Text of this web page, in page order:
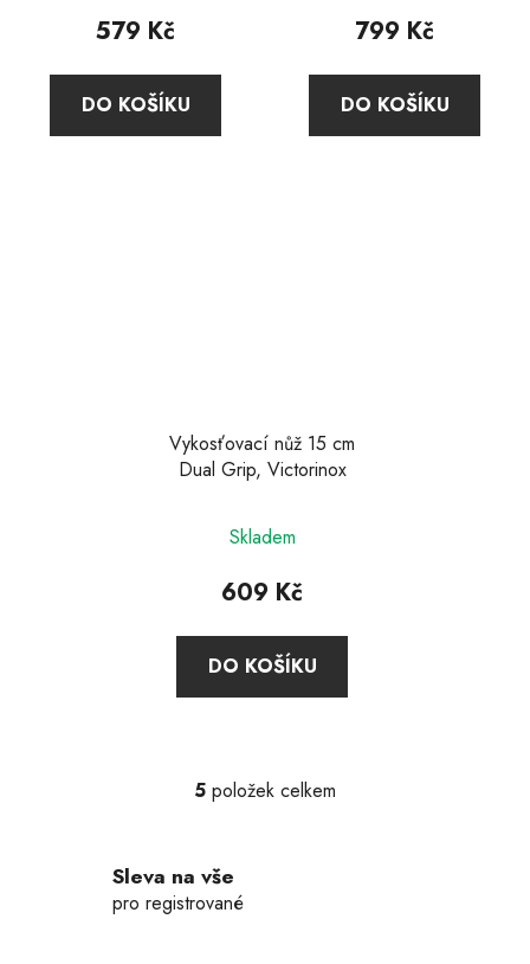
579 Kč
DO KOŠÍKU
799 Kč
DO KOŠÍKU
Vykosťovací nůž 15 cm
Dual Grip, Victorinox
Skladem
609 Kč
DO KOŠÍKU
O
5 položek celkem
Sleva na vše
pro registrované